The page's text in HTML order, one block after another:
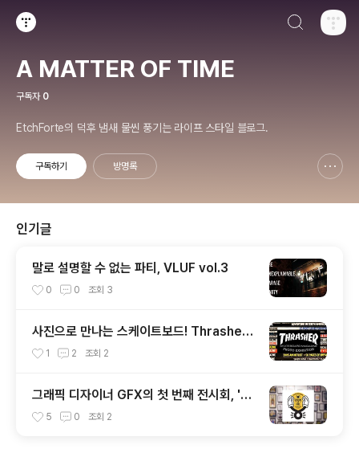
A MATTER OF TIME
구독자 0
EtchForte의 덕후 냄새 물씬 풍기는 라이프 스타일 블로그.
구독하기 방명록
인기글
말로 설명할 수 없는 파티, VLUF vol.3
0 0 조회 3
사진으로 만나는 스케이트보드! Thrasher
Photo Exhibition
1 2 조회 2
그래픽 디자이너 GFX의 첫 번째 전시회, 'G
ENUINE OR FAKE'
5 0 조회 2